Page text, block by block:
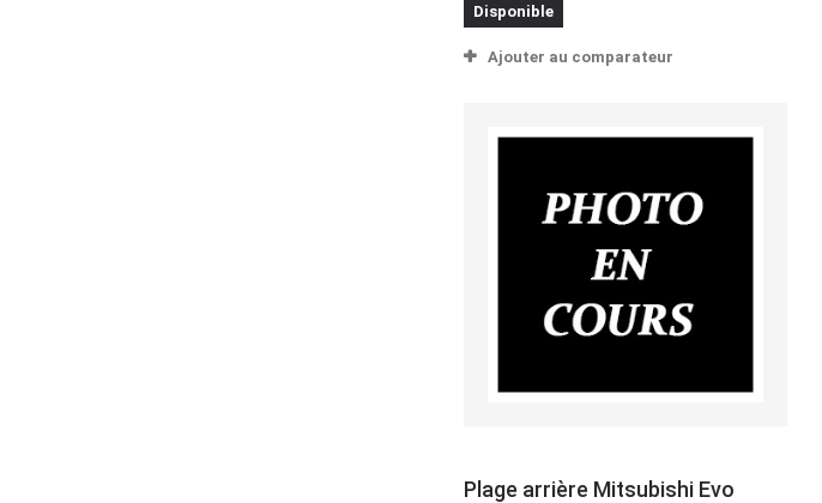
Disponible
Ajouter au comparateur
Plage arrière Mitsubishi Evo